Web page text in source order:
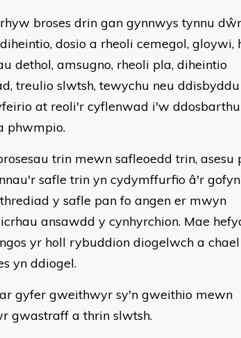
broses drin gan gynnwys tynnu
dosio a rheoli cemegol, gloywi,
dethol, amsugno, rheoli pla, diheintio
treulio slwtsh, tewychu neu ddisbyddu
at reoli'r cyflenwad i'w
phwmpio.
trin mewn safleoedd trin, asesu
safle trin yn cydymffurfio â'r
y safle pan fo angen er mwyn
ansawdd y cynhyrchion. Mae
yr holl rybuddion diogelwch a
yn ddiogel.
gyfer gweithwyr sy'n gweithio mewn
gwastraff a thrin slwtsh.